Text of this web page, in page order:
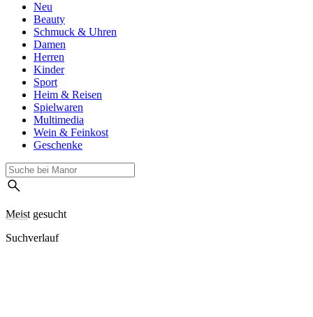
Neu
Beauty
Schmuck & Uhren
Damen
Herren
Kinder
Sport
Heim & Reisen
Spielwaren
Multimedia
Wein & Feinkost
Geschenke
Meist gesucht
Suchverlauf